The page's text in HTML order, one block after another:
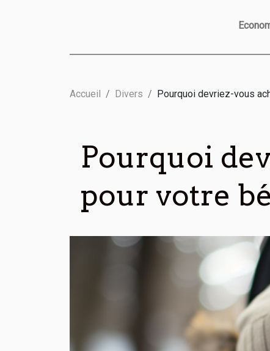
Accueil Divers Pourquoi devriez-vous
Pourquoi
pour votre